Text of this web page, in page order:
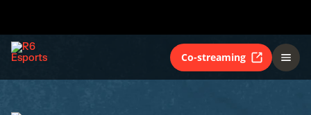
Co-streaming